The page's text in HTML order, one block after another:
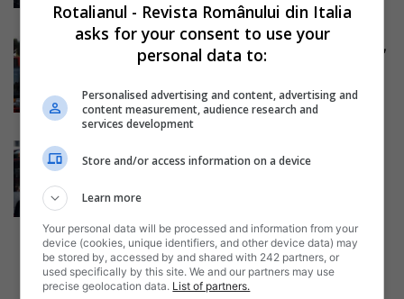
ACTUALIZARE: Roma, 11 ianuarie,
2017 – grevă anulată Atac. Cotral
Mihai Diaconu - 08/01/2017
de ore pe toată Italia
3 4 5
Rotalianul - Revista Românului din Italia
asks for your consent to use your
personal data to:
Personalised advertising and content, advertising and
content measurement, audience research and
services development
Store and/or access information on a device
Learn more
Your personal data will be processed and information from your
device (cookies, unique identifiers, and other device data) may
be stored by, accessed by and shared with 242 partners, or
used specifically by this site. We and our partners may use
precise geolocation data. List of partners.